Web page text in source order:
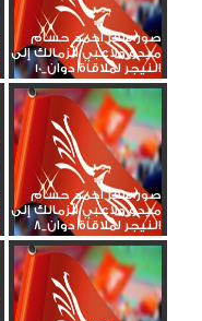
صور سفر أحمد حسام
ميدو ولاعبي الزمالك إلى
النيجر لملاقاة دوان_10
صور سفر أحمد حسام
ميدو ولاعبي الزمالك إلى
النيجر لملاقاة دوان_8